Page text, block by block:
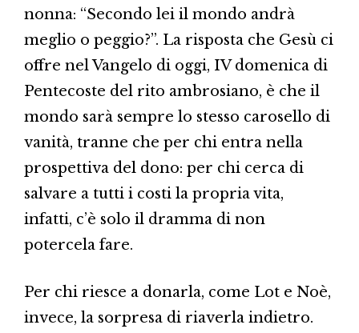
nonna: “Secondo lei il mondo andrà
meglio o peggio?”. La risposta che Gesù ci
offre nel Vangelo di oggi, IV domenica di
Pentecoste del rito ambrosiano, è che il
mondo sarà sempre lo stesso carosello di
vanità, tranne che per chi entra nella
prospettiva del dono: per chi cerca di
salvare a tutti i costi la propria vita,
infatti, c’è solo il dramma di non
potercela fare.
Per chi riesce a donarla, come Lot e Noè,
invece, la sorpresa di riaverla indietro.